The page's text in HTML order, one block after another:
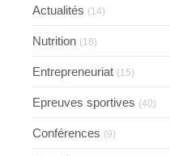
Actualités (14)
Nutrition (18)
Entrepreneuriat (15)
Epreuves sportives (40)
Conférences (9)